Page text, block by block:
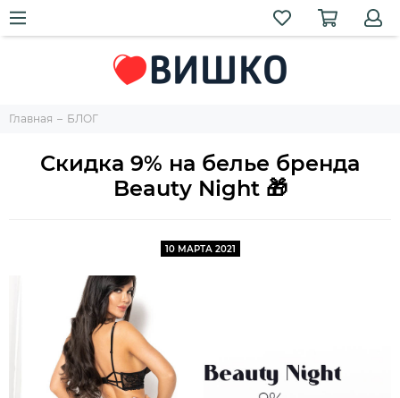
Главная БЛОГ
Скидка 9% на белье бренда
Beauty Night 🎁
10 МАРТА 2021